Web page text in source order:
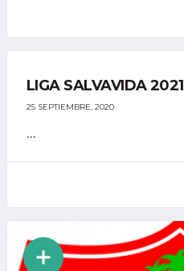
LIGA SALVAVIDA 2021
25 SEPTIEMBRE, 2020
...